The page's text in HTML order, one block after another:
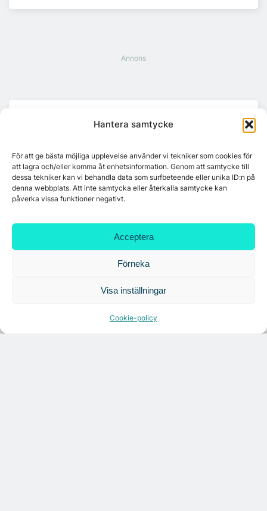
Hantera samtycke
För att ge bästa möjliga upplevelse använder vi tekniker som cookies för
att lagra och/eller komma åt enhetsinformation. Genom att samtycke till
dessa tekniker kan vi behandla data som surfbeteende eller unika ID:n på
denna webbplats. Att inte samtycka eller återkalla samtycke kan
påverka vissa funktioner negativt.
Acceptera
Förneka
Visa inställningar
Cookie-policy
Platzer utvecklar nytt logistikområde –
Arendal 5.0
Ny hyresgäst till projektet HK Gamlestaden
7A återöppnar mötesvåning på Vasagatan